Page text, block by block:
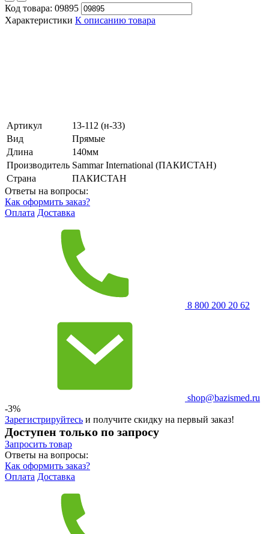
Код товара: 09895
Характеристики К описанию товара
Артикул
13-112 (н-33)
Вид
Прямые
Длина
140мм
Производитель Sammar International (ПАКИСТАН)
Страна
ПАКИСТАН
Ответы на вопросы:
Как оформить заказ?
Оплата Доставка
8 800 200 20 62
shop@bazismed.ru
-3%
Зарегистрируйтесь и получите скидку на первый заказ!
Доступен только по запросу
Запросить товар
Ответы на вопросы:
Как оформить заказ?
Оплата Доставка